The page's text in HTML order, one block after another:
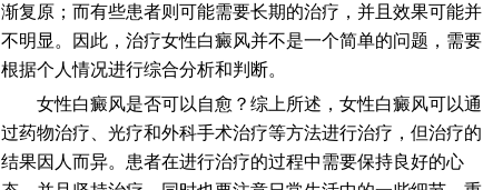
渐复原；而有些患者则可能需要长期的治疗，并且效果可能并
不明显。因此，治疗女性白癜风并不是一个简单的问题，需要
根据个人情况进行综合分析和判断。
女性白癜风是否可以自愈？综上所述，女性白癜风可以通
过药物治疗、光疗和外科手术治疗等方法进行治疗，但治疗的
结果因人而异。患者在进行治疗的过程中需要保持良好的心